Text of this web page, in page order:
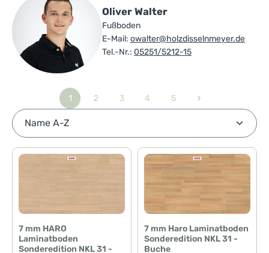
Oliver Walter
Fußboden
E-Mail: owalter@holzdisselnmeyer.de
Tel.-Nr.: 05251/5212-15
Seite
1
Seite
2
Seite
3
Seite
4
Seite
5
7 mm HARO
Laminatboden
Sonderedition NKL 31 -
7 mm Haro Laminatboden
Sonderedition NKL 31 -
Buche